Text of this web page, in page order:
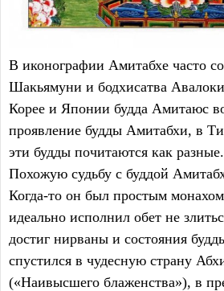
В иконографии Амитабхе часто
Шакьямуни и бодхисатва
Корее и Японии будда Амитаюс
проявление будды Амитабхи, в
эти будды почитаются как разные.
Похожую судьбу с буддой
Когда-то он был простым
идеально исполнил обет не
достиг нирваны и состояния
спустился в чудесную страну
(«Наивысшего блаженства»), в